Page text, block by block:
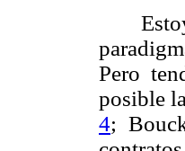
Pero
posible
4;